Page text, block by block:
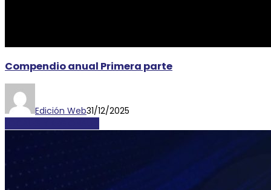
Compendio anual Primera parte
Edición Web31/12/2025